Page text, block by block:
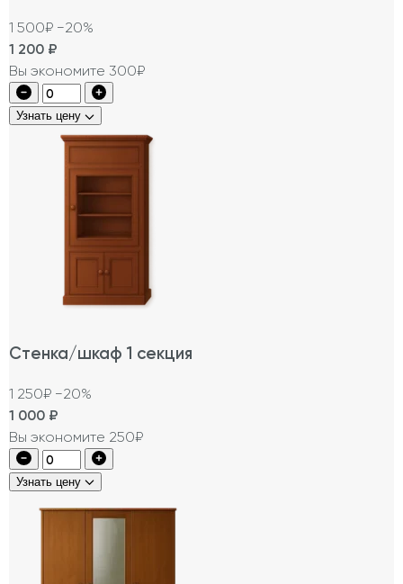
1 500₽ −20%
1 200 ₽
Вы экономите 300₽
Узнать цену
Стенка/шкаф 1 секция
1 250₽ −20%
1 000 ₽
Вы экономите 250₽
Узнать цену